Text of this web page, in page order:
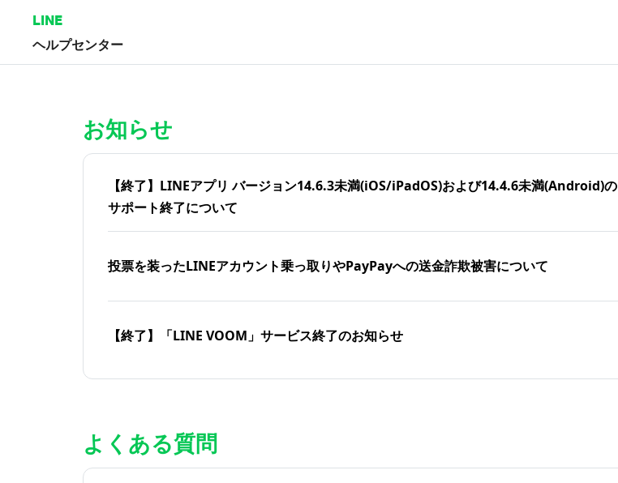
LINE
ヘルプセンター
お知らせ
【終了】LINEアプリ バージョン14.6.3未満(iOS/iPadOS)および14.4.6未満(Android)の
サポート終了について
投票を装ったLINEアカウント乗っ取りやPayPayへの送金詐欺被害について
【終了】「LINE VOOM」サービス終了のお知らせ
よくある質問